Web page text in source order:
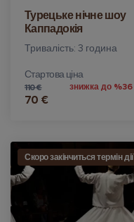
Турецьке нічне шоу
Каппадокія
Тривалість: 3 година
Стартова ціна
110 €
70 €
знижка до %36
Скоро закінчиться термін дії